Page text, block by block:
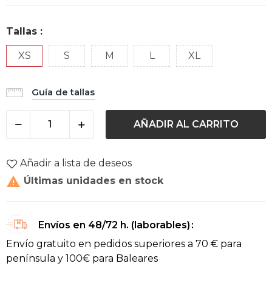
Tallas :
XS S M L XL
Guía de tallas
AÑADIR AL CARRITO
Añadir a lista de deseos
 Últimas unidades en stock
Envíos en 48/72 h. (laborables)
Envío gratuito en pedidos superiores a 70 € para
península y 100€ para Baleares